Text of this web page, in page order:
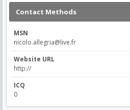
Contact Methods
MSN
nicolo.allegria@live.fr
Website URL
http://
ICQ
0